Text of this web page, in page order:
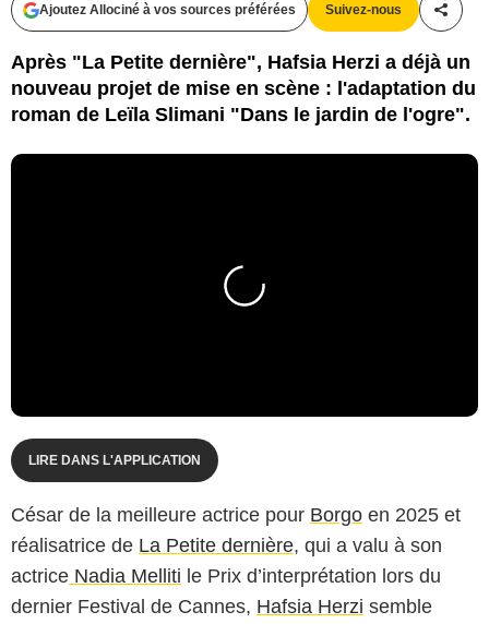
Ajoutez Allociné à vos sources préférées Suivez-nous
Après "La Petite dernière", Hafsia Herzi a déjà un
nouveau projet de mise en scène : l'adaptation du
roman de Leïla Slimani "Dans le jardin de l'ogre".
LIRE DANS L'APPLICATION
César de la meilleure actrice pour Borgo en 2025 et
réalisatrice de La Petite dernière, qui a valu à son
actrice Nadia Melliti le Prix d’interprétation lors du
dernier Festival de Cannes, Hafsia Herzi semble